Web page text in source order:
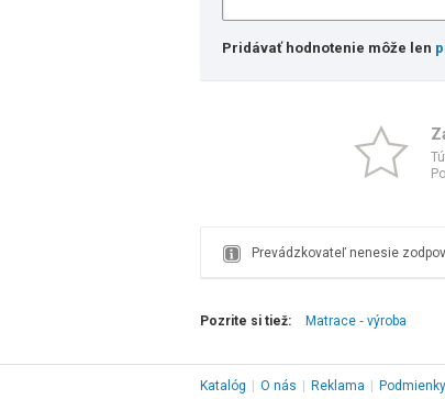
Pridávať hodnotenie môže len
Prevádzkovateľ nenesie
Pozrite si tiež: Matrace ‑ výroba
Katalóg O nás Reklama Podmienky